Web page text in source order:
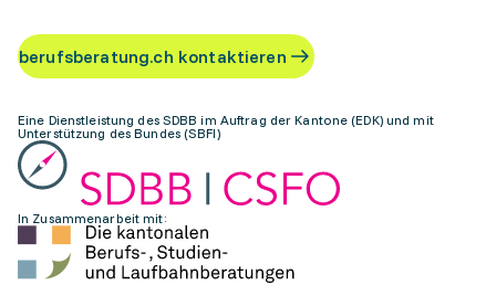
berufsberatung.ch kontaktieren
Eine Dienstleistung des SDBB im Auftrag der Kantone (EDK) und mit
Unterstützung des Bundes (SBFI)
In Zusammenarbeit mit: